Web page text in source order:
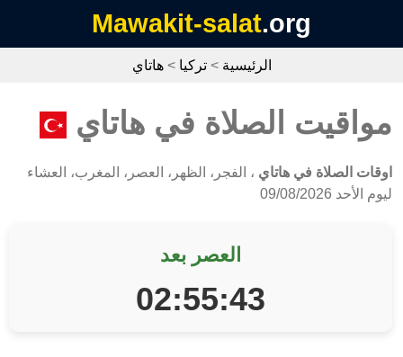
Mawakit-salat.org
الرئيسية > تركيا > هاتاي
مواقيت الصلاة في هاتاي
اوقات الصلاة في هاتاي ، الفجر، الظهر، العصر، المغرب، العشاء
ليوم الأحد 09/08/2026
العصر بعد
02:55:43